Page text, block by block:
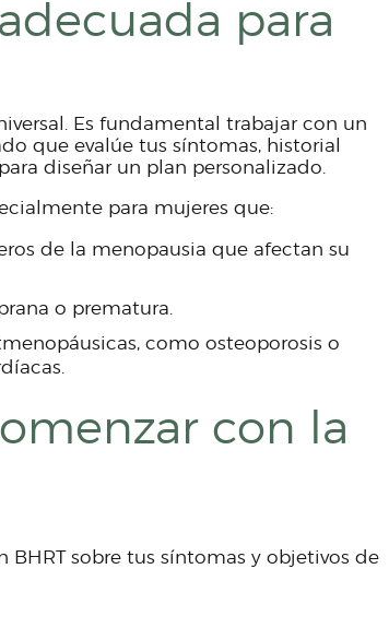
para
Es fundamental trabajar con un
que evalúe tus síntomas, historial
diseñar un plan personalizado.
para mujeres que:
de la menopausia que afectan su
o prematura.
como osteoporosis o
con la
BHRT sobre tus síntomas y objetivos de